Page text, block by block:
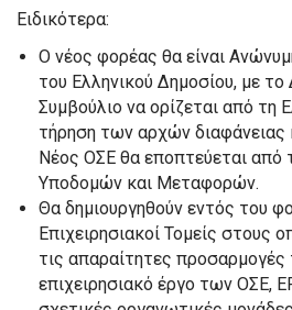
Ειδικότερα:
Ο νέος φορέας θα είναι
του Ελληνικού Δημοσίου, με το
Συμβούλιο να ορίζεται από τη
τήρηση των αρχών διαφάνειας
Νέος ΟΣΕ θα εποπτεύεται από
Υποδομών και Μεταφορών.
Θα δημιουργηθούν εντός του
Επιχειρησιακοί Τομείς στους
τις απαραίτητες προσαρμογές
επιχειρησιακό έργο των ΟΣΕ,